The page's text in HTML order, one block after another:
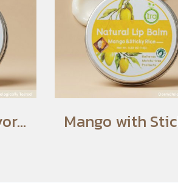
Strawberry Flavored Lip Balm